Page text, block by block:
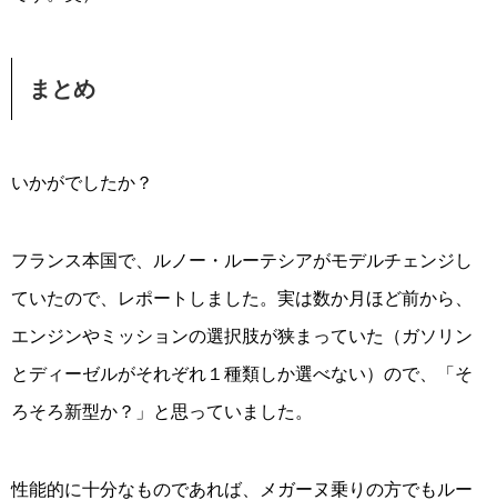
まとめ
いかがでしたか？
フランス本国で、ルノー・ルーテシアがモデルチェンジし
ていたので、レポートしました。実は数か月ほど前から、
エンジンやミッションの選択肢が狭まっていた（ガソリン
とディーゼルがそれぞれ１種類しか選べない）ので、「そ
ろそろ新型か？」と思っていました。
性能的に十分なものであれば、メガーヌ乗りの方でもルー